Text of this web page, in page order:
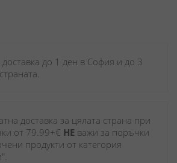
до 1 ден в София и до 3
доставка за цялата страна при
от 79.99+€ НЕ важи за поръчки
продукти от категория